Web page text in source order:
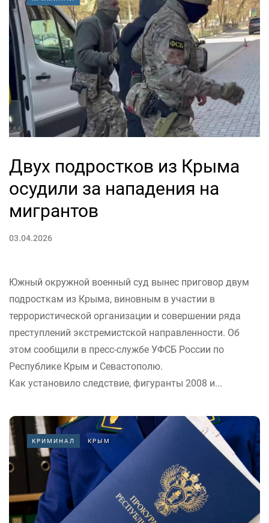
Двух подростков из Крыма
осудили за нападения на
мигрантов
03.04.2026
Южный окружной военный суд вынес приговор двум
подросткам из Крыма, виновным в участии в
террористической организации и совершении ряда
преступлений экстремистской направленности. Об
этом сообщили в пресс-службе УФСБ России по
Республике Крым и Севастополю.
Как установило следствие, фигуранты 2008 и...
КРИМИНАЛ КРЫМ